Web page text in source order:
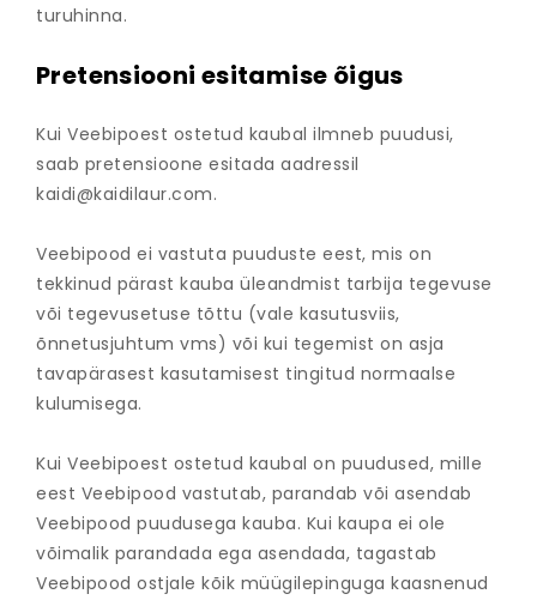
turuhinna.
Pretensiooni esitamise õigus
Kui Veebipoest ostetud kaubal ilmneb puudusi,
saab pretensioone esitada aadressil
kaidi@kaidilaur.com.
Veebipood ei vastuta puuduste eest, mis on
tekkinud pärast kauba üleandmist tarbija tegevuse
või tegevusetuse tõttu (vale kasutusviis,
õnnetusjuhtum vms) või kui tegemist on asja
tavapärasest kasutamisest tingitud normaalse
kulumisega.
Kui Veebipoest ostetud kaubal on puudused, mille
eest Veebipood vastutab, parandab või asendab
Veebipood puudusega kauba. Kui kaupa ei ole
võimalik parandada ega asendada, tagastab
Veebipood ostjale kõik müügilepinguga kaasnenud